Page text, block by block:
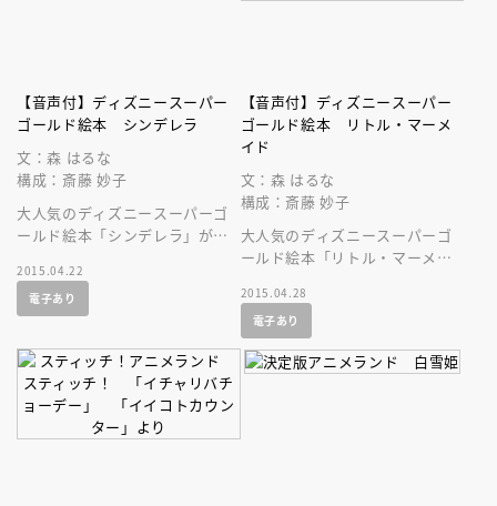
【音声付】ディズニースーパー
ゴールド絵本 シンデレラ
文：森 はるな
構成：斎藤 妙子
大人気のディズニースーパーゴ
ールド絵本「シンデレラ」が、
す！
2015.04.22
電子あり
【音声付】ディズニースーパー
ゴールド絵本 リトル・マーメ
イド
文：森 はるな
構成：斎藤 妙子
大人気のディズニースーパーゴ
ールド絵本「リトル・マーメイ
なって登場です！ 名作を持ち
歩こう！
2015.04.28
電子あり